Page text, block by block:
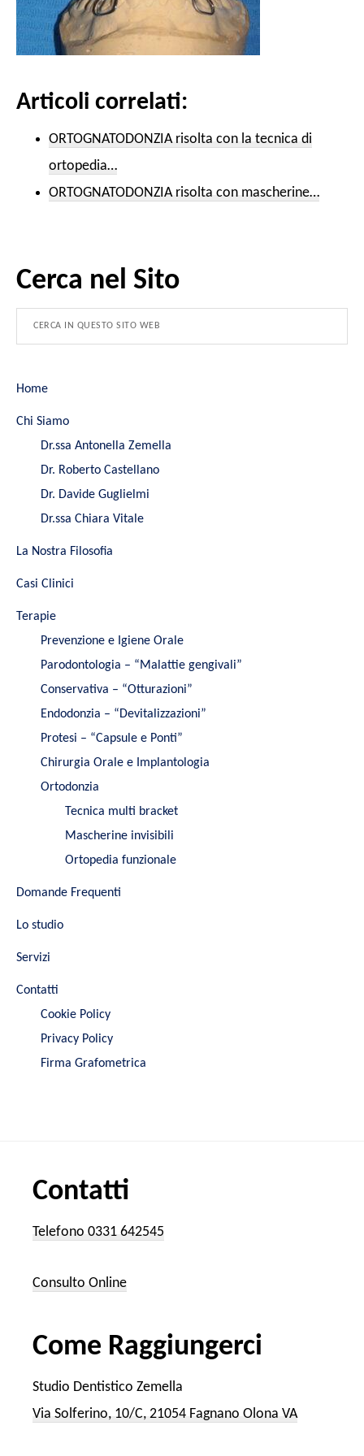
Articoli correlati:
ORTOGNATODONZIA risolta con la tecnica di
ortopedia…
ORTOGNATODONZIA risolta con mascherine…
Cerca nel Sito
Home
Chi Siamo
Dr.ssa Antonella Zemella
Dr. Roberto Castellano
Dr. Davide Guglielmi
Dr.ssa Chiara Vitale
La Nostra Filosofia
Casi Clinici
Terapie
Prevenzione e Igiene Orale
Parodontologia – “Malattie gengivali”
Conservativa – “Otturazioni”
Endodonzia – “Devitalizzazioni”
Protesi – “Capsule e Ponti”
Chirurgia Orale e Implantologia
Ortodonzia
Tecnica multi bracket
Mascherine invisibili
Ortopedia funzionale
Domande Frequenti
Lo studio
Servizi
Contatti
Cookie Policy
Privacy Policy
Firma Grafometrica
Contatti
Telefono 0331 642545
Consulto Online
Come Raggiungerci
Studio Dentistico Zemella
Via Solferino, 10/C, 21054 Fagnano Olona VA